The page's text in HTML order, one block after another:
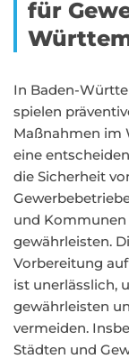
für
In Baden-
spielen
Maßnahmen im
eine
die Sicherheit
und Kommunen
gewährleisten.
Vorbereitung
ist unerlässlich,
gewährleisten
vermeiden.
Städten und